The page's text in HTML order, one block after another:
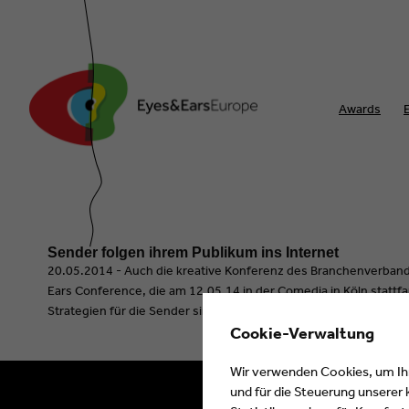
Awards
Sender folgen ihrem Publikum ins Internet
20.05.2014 - Auch die kreative Konferenz des
Ears Conference, die am 12.05.14 in der Comedia in Köln
Strategien für die Sender sind.
Cookie-Verwaltung
Wir verwenden Cookies, um
und für die Steuerung